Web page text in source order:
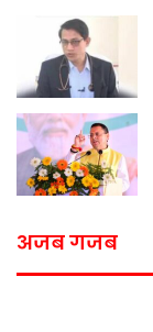
अजब गजब